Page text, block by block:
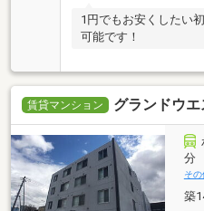
1円でもお安くしたい
可能です！
賃貸マンション グランドウ
分
そ
築